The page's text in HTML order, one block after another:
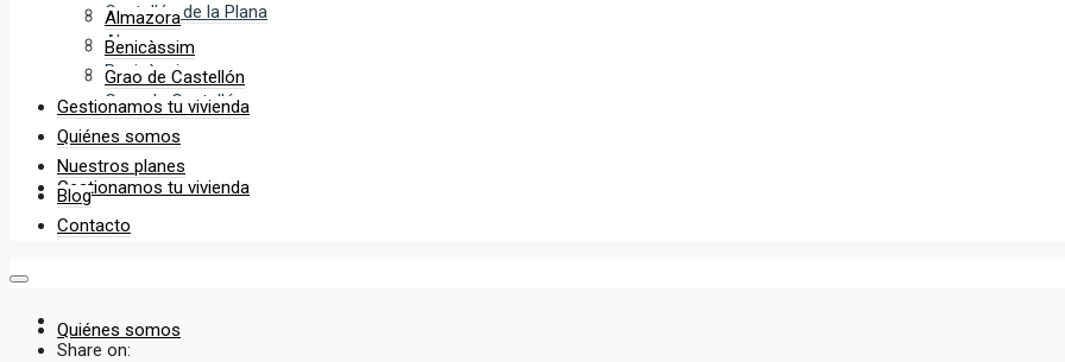
Castellón de la Plana
Almazora
Benicàssim
Grao de Castellón
Gestionamos tu vivienda
Quiénes somos
Almazora
Benicàssim
Grao de Castellón
Gestionamos tu vivienda
Quiénes somos
Nuestros planes
Blog
Contacto
Share on: